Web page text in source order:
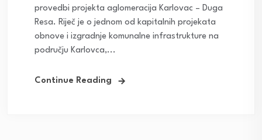
provedbi projekta aglomeracija Karlovac – Duga
Resa. Riječ je o jednom od kapitalnih projekata
obnove i izgradnje komunalne infrastrukture na
području Karlovca,...
Continue Reading